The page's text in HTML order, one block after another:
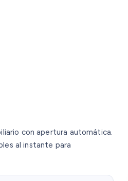
con apertura automática.
al instante para